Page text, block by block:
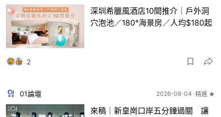
深圳希臘風酒店10間推介｜戶外洞
穴泡池／180°海景房／人均$180起
2
01論壇 2026-08-04 精選 ★
來稿｜新皇崗口岸五分鐘過關 讓